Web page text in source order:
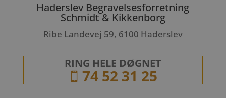
Haderslev Begravelsesforretning
Schmidt & Kikkenborg
Ribe Landevej 59, 6100 Haderslev
RING HELE DØGNET
 74 52 31 25